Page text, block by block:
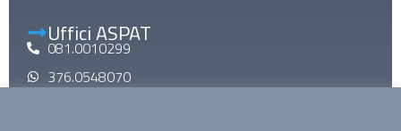
Uffici ASPAT
081.0010299
376.0548070